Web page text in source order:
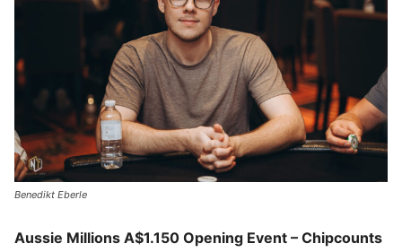
Benedikt Eberle
Aussie Millions A$1.150 Opening Event – Chipcounts